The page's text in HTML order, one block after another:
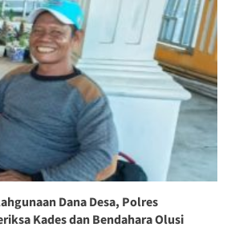
Dana Desa, Polres
Kades dan Bendahara Olusi